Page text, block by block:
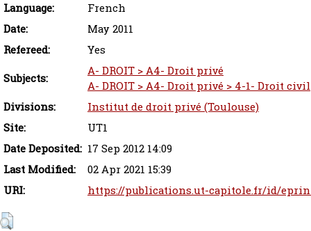
Language:
French
Date:
May 2011
Refereed:
Yes
Subjects:
A- DROIT > A4- Droit privé
A- DROIT > A4- Droit privé > 4-1- Droit civil
Divisions:
Institut de droit privé (Toulouse)
Site:
UT1
Date Deposited: 17 Sep 2012 14:09
Last Modified:
02 Apr 2021 15:39
URI:
https://publications.ut-capitole.fr/id/